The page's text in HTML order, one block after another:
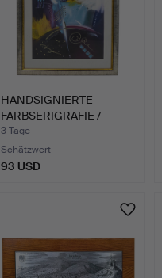
HANDSIGNIERTE
FARBSERIGRAFIE /
GRAFIK.
3 Tage
Schätzwert
93 USD